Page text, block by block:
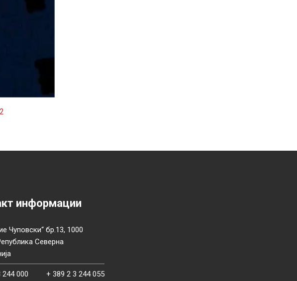
информации
Чуповски“ бр.13, 1000
Северна
244 000 + 389 2 3 244 055